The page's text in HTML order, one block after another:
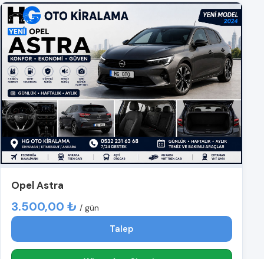
Opel Astra
3.500,00 ₺ / gün
Talep